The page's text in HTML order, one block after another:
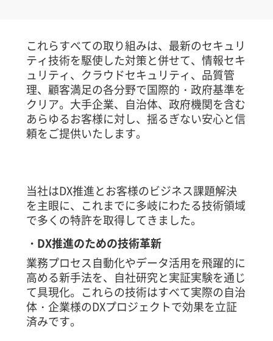
これらすべての取り組みは、最新のセキュリ
ティ技術を駆使した対策と併せて、情報セキ
ュリティ、クラウドセキュリティ、品質管
理、顧客満足の各分野で国際的・政府基準を
クリア。大手企業、自治体、政府機関を含む
あらゆるお客様に対し、揺るぎない安心と信
頼をご提供いたします。
当社はDX推進とお客様のビジネス課題解決
を主眼に、これまでに多岐にわたる技術領域
で多くの特許を取得してきました。
・DX推進のための技術革新
業務プロセス自動化やデータ活用を飛躍的に
高める新手法を、自社研究と実証実験を通じ
て具現化。これらの技術はすべて実際の自治
体・企業様のDXプロジェクトで効果を立証
済みです。